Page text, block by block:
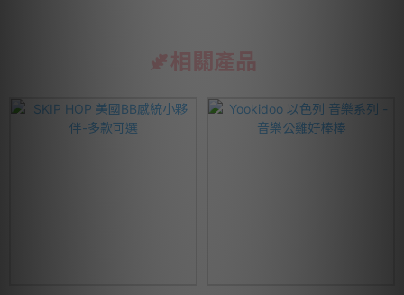
相關產品